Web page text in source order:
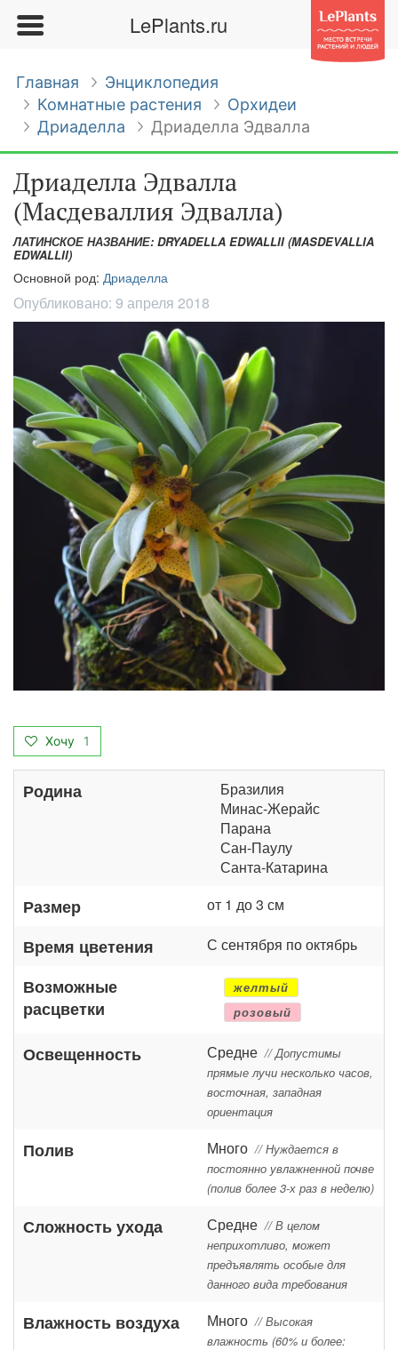
LePlants.ru
Главная
Энциклопедия
Комнатные растения
Орхидеи
Дриаделла
Дриаделла Эдвалла
Дриаделла Эдвалла
(Масдеваллия Эдвалла)
ЛАТИНСКОЕ НАЗВАНИЕ: DRYADELLA EDWALLII (MASDEVALLIA
EDWALLII)
Основной род: Дриаделла
Опубликовано: 9 апреля 2018
Хочу 1
Родина
Бразилия
Минас-Жерайс
Парана
Сан-Паулу
Санта-Катарина
Размер от 1 до 3 см
Время цветения С сентября по октябрь
Возможные
расцветки
желтый
розовый
Освещенность Средне // Допустимы
прямые лучи несколько часов,
восточная, западная
ориентация
Полив Много // Нуждается в
постоянно увлажненной почве
(полив более 3-х раз в неделю)
Сложность ухода Средне // В целом
неприхотливо, может
предъявлять особые для
данного вида требования
Влажность воздуха Много // Высокая
влажность (60% и более: